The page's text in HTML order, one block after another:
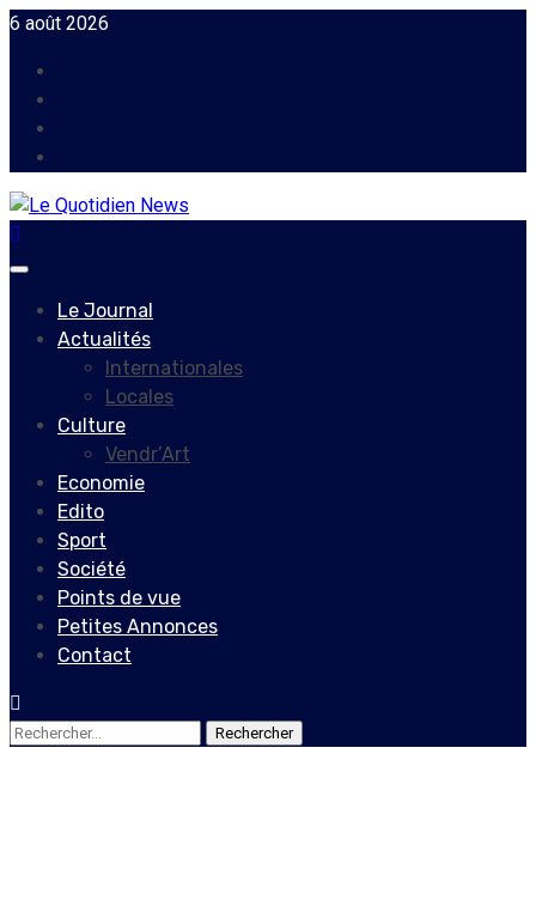
Skip
content
6 août 2026
Primary
Le Journal
Actualités
Internationales
Locales
Culture
Vendr’Art
Economie
Edito
Sport
Société
Points de vue
Petites Annonces
Contact
Rechercher :